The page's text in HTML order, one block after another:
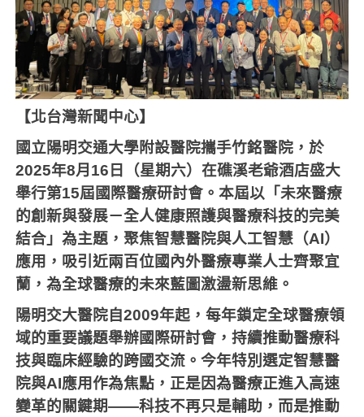
【北台灣新聞中心】
國立陽明交通大學附設醫院攜手竹銘醫院，於
2025年8月 16 日（星期六）在礁溪老爺酒店盛大
舉行第15屆國際醫療研討會。本屆以「未來醫療
的創新與發展－全人健康照護與醫療科技的完美
結合」為主題，聚焦智慧醫院與人工智慧（AI）
應用，吸引近兩百位國內外醫療專業人士齊聚宜
蘭，為全球醫療的未來藍圖激盪新思維。
陽明交大醫院自2009年起，每年鎖定全球醫療領
域的重要議題舉辦國際研討會，持續推動醫療科
技與臨床經驗的跨國交流。今年特別選定智慧醫
院與AI應用作為焦點，正是因為醫療正進入高速
變革的關鍵期——科技不再只是輔助，而是推動